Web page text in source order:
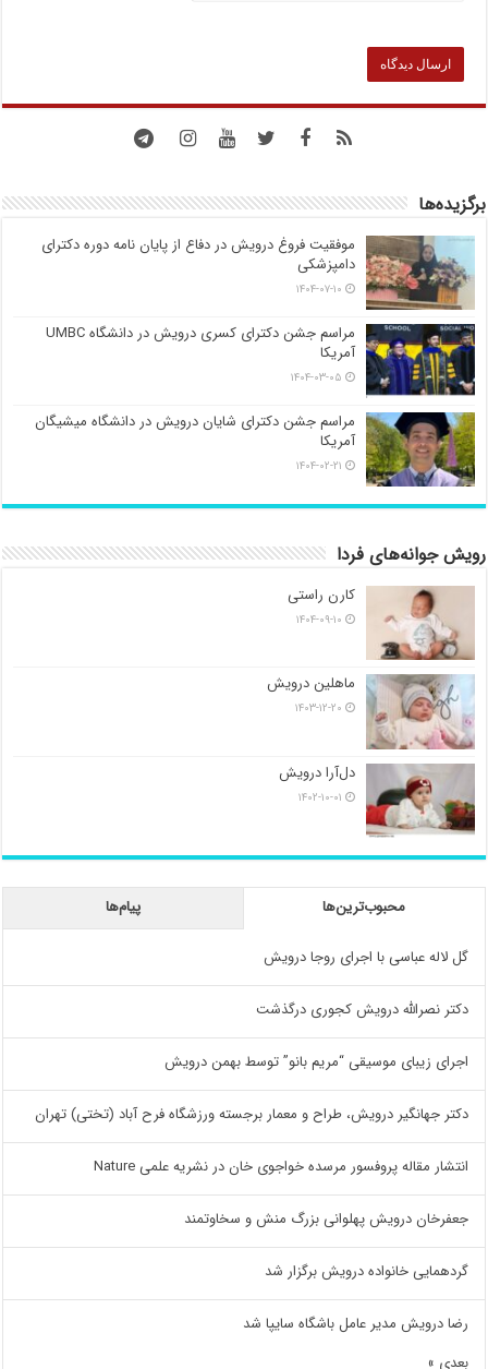
برگزیده‌ها
موفقیت فروغ درویش در دفاع از پایان نامه دوره دکترای
دامپزشکی
۱۴۰۴-۰۷-۱۰
مراسم جشن دکترای کسری درویش در دانشگاه UMBC
آمریکا
۱۴۰۴-۰۳-۰۵
مراسم جشن دکترای شایان درویش در دانشگاه میشیگان
آمریکا
۱۴۰۴-۰۲-۲۱
رویش جوانه‌های فردا
کارن راستی
۱۴۰۴-۰۹-۱۰
ماهلین درویش
۱۴۰۳-۱۲-۲۰
دل‌آرا درویش
۱۴۰۲-۱۰-۰۱
محبوب‌ترین‌ها پیام‌ها
گل لاله عباسی با اجرای روجا درویش
دکتر نصرالله درویش کجوری درگذشت
اجرای زیبای موسیقی “مریم بانو” توسط بهمن درویش
دکتر جهانگیر درویش، طراح و معمار برجسته ورزشگاه فرح آباد (تختی) تهران
انتشار مقاله پروفسور مرسده خواجوی خان در نشریه علمی Nature
جعفرخان درویش پهلوانی بزرگ منش و سخاوتمند
گردهمایی خانواده درویش برگزار شد
رضا درویش مدیر عامل باشگاه سایپا شد
بعدی »